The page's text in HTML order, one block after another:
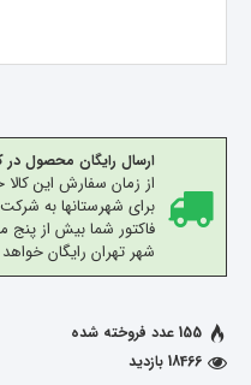
ارسال رایگان محصول در کمتر
برای شهرستانها به
فاکتور شما بیش از پنج
شهر تهران رایگان
155 عدد فروخته شده
18466 بازدید